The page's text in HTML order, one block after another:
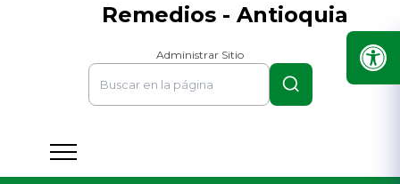
Remedios - Antioquia
Administrar Sitio